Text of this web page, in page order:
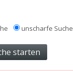
unscharfe Suche